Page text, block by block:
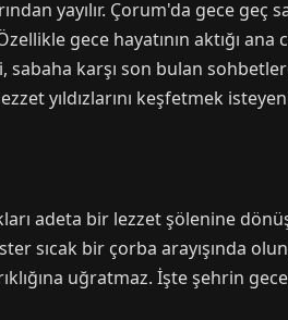
yayılır. Çorum'da gece geç
gece hayatının aktığı
karşı son bulan
yıldızlarını keşfetmek
adeta bir lezzet şölenine
sıcak bir çorba arayışında
uğratmaz. İşte şehrin gece